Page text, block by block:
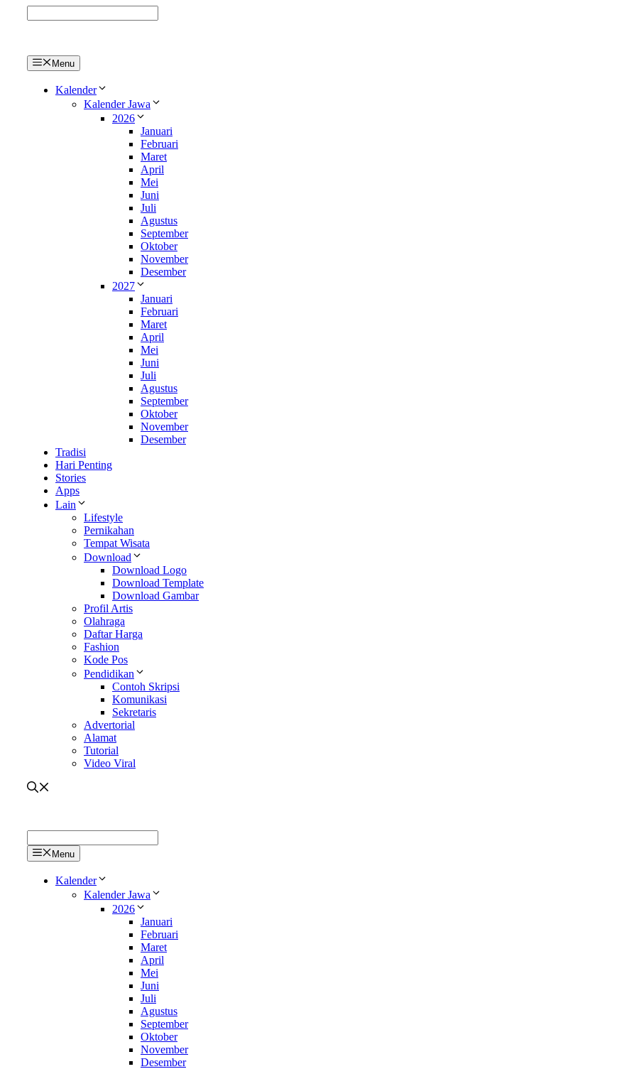
Menu
Kalender
Kalender Jawa
2026
Januari
Februari
Maret
April
Mei
Juni
Juli
Agustus
September
Oktober
November
Desember
2027
Januari
Februari
Maret
April
Mei
Juni
Juli
Agustus
September
Oktober
November
Desember
Tradisi
Hari Penting
Stories
Apps
Lain
Lifestyle
Pernikahan
Tempat Wisata
Download
Download Logo
Download Template
Download Gambar
Profil Artis
Olahraga
Daftar Harga
Fashion
Kode Pos
Pendidikan
Contoh Skripsi
Komunikasi
Sekretaris
Advertorial
Alamat
Tutorial
Video Viral
Menu
Kalender
Kalender Jawa
2026
Januari
Februari
Maret
April
Mei
Juni
Juli
Agustus
September
Oktober
November
Desember